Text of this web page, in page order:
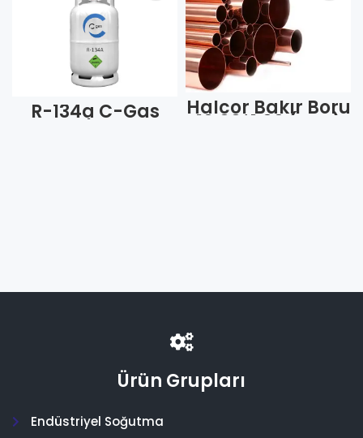
R-134a C-Gas
Tekrar
Halcor Bakır Boru
10.00*1.00 (Boy)
Ürün Grupları
Endüstriyel Soğutma